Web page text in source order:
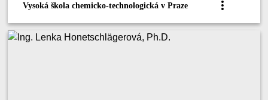
Vysoká škola chemicko-technologická v Praze